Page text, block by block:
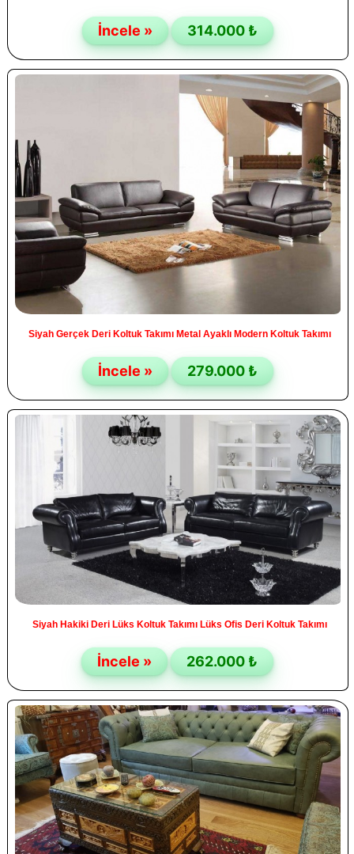
İncele » 314.000 ₺
Siyah Gerçek Deri Koltuk Takımı Metal Ayaklı Modern Koltuk Takımı
İncele » 279.000 ₺
Siyah Hakiki Deri Lüks Koltuk Takımı Lüks Ofis Deri Koltuk Takımı
İncele » 262.000 ₺